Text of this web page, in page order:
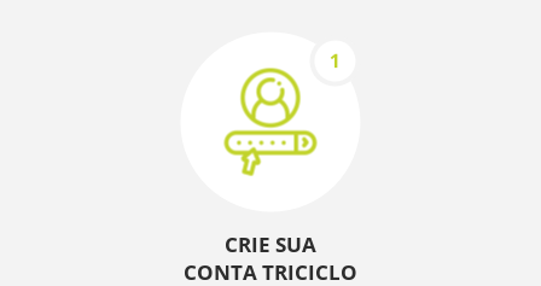
CRIE SUA
CONTA TRICICLO